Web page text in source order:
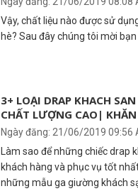
Vậy, chất liệu nào được sử
hè? Sau đây chúng tôi mời
3+ LOẠI DRAP KHACH
CHẤT LƯỢNG CAO| KHĂN
Ngày đăng: 21/06/2019 09:56
Làm sao để những chiếc drap
khách hàng và phục vụ tốt
những mẫu ga giường khách